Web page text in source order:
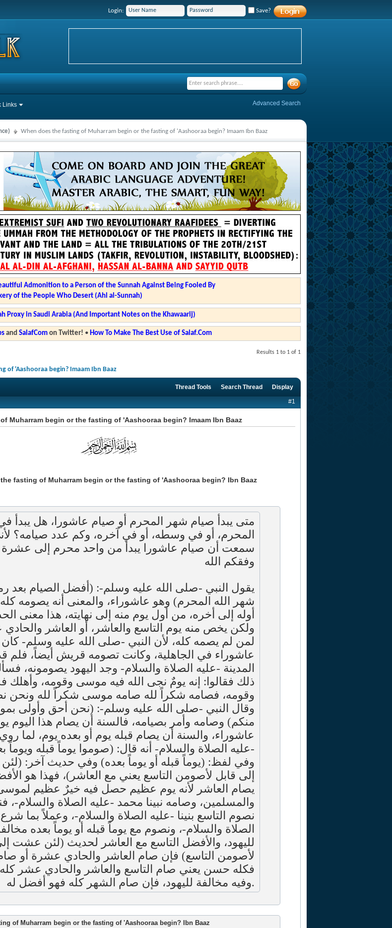
Login: Save?
Links Advanced Search
When does the fasting of Muharram begin or the fasting of 'Aashooraa begin? Imaam Ibn Baaz
Admonition to a Person of the Sunnah Against Being Fooled By
of the People Who Desert (Ahl al-Sunnah)
Proxy in Saudi Arabia (And Important Notes on the Khawaarij)
and SalafComon Twitter! • How To Make The Best Use of Salaf.Com
Results 1 to 1 of 1
of 'Aashooraa begin? Imaam Ibn Baaz
Thread Tools Search Thread Display
#1
Muharram begin or the fasting of 'Aashooraa begin? Imaam Ibn Baaz
fasting of Muharram begin or the fasting of 'Aashooraa begin? Ibn Baaz
متى يبدأ صيام شهر المحرم أو صيام عاشورا، هل يبدأ
المحرم، أو في وسطه، أو في آخره، وكم عدد صيامه؟
سمعت أن صيام عاشورا يبدأ من واحد محرم إلى
وفقكم الله
يقول النبي -صلى الله عليه وسلم-: (أفضل الصيام بعد
شهر الله المحرم) وهو عاشوراء، والمعنى أنه يصومه
أوله إلى أخره، من أول يوم منه إلى نهايته، هذا معنى
ولكن يخص منه يوم التاسع والعاشر، أو العاشر
لمن لم يصمه كله، لأن النبي -صلى الله عليه وسلم-
عاشوراء في الجاهلية، وكانت تصومه قريش أيضاً، فلم
المدينة -عليه الصلاة والسلام- وجد اليهود يصومونه،
ذلك فقالوا: إنه يومٌ نجى الله فيه موسى وقومه، وأهلك
وقومه، فصامه شكراً لله صامه موسى شكراً لله ونحن
وقال النبي -صلى الله عليه وسلم-: (نحن أحق وأولى
منكم) وصامه وأمر بصيامه، فالسنة أن يصام هذا اليوم
عاشوراء، والسنة أن يصام قبله يوم أو بعده يوم، لما
-عليه الصلاة والسلام- أنه قال: (صوموا يوماً قبله ويوماً
وفي لفظ: (يوماً قبله أو يوماً بعده) وفي حديث آخر:
إلى قابل لأصومن التاسع يعني مع العاشر)، فهذا هو
يصام العاشر لأنه يوم عظيم حصل فيه خيرٌ عظيم
والمسلمين، وصامه نبينا محمد -عليه الصلاة والسلام-،
نصوم التاسع بنينا -عليه الصلاة والسلام-، وعملاً بما
الصلاة والسلام-، ونصوم مع يوماً قبله أو يوماً بعده
لليهود، والأفضل التاسع مع العاشر لحديث (لئن عشت
لأصومن التاسع) فإن صام العاشر والحادي عشرة أو
فكله حسن يعني صام التاسع والعاشر والحادي عشر
وفيه مخالفة لليهود، فإن صام الشهر كله فهو أفضل له.
of Muharram begin or the fasting of 'Aashooraa begin? Ibn Baaz